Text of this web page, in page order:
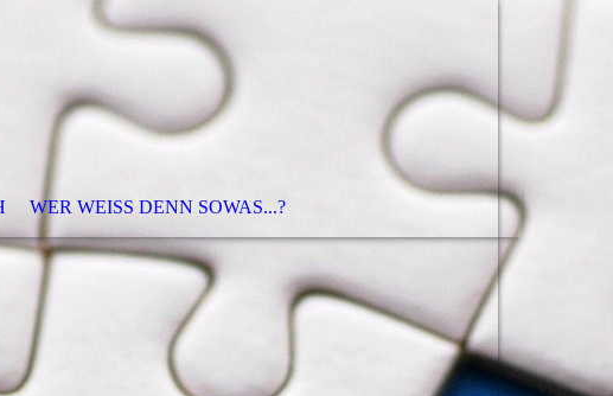
WER WEISS DENN SOWAS...?